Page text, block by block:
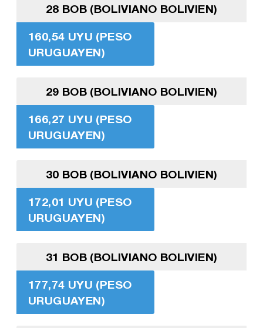
28 BOB (BOLIVIANO BOLIVIEN)
160,54 UYU (PESO
URUGUAYEN)
29 BOB (BOLIVIANO BOLIVIEN)
166,27 UYU (PESO
URUGUAYEN)
30 BOB (BOLIVIANO BOLIVIEN)
172,01 UYU (PESO
URUGUAYEN)
31 BOB (BOLIVIANO BOLIVIEN)
177,74 UYU (PESO
URUGUAYEN)